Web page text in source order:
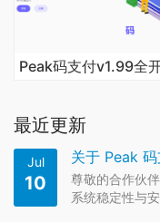
最近更新
Jul
10
关于 Peak
尊敬的合作伙
系统稳定性与